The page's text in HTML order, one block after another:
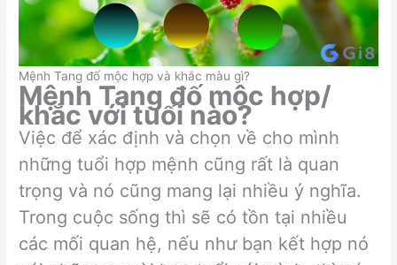
Mệnh Tang đố mộc hợp và khắc màu gì?
Mệnh Tang đố mộc hợp/
khắc với tuổi nào?
Việc để xác định và chọn về cho mình
những tuổi hợp mệnh cũng rất là quan
trọng và nó cũng mang lại nhiều ý nghĩa.
Trong cuộc sống thì sẽ có tồn tại nhiều
các mối quan hệ, nếu như bạn kết hợp nó